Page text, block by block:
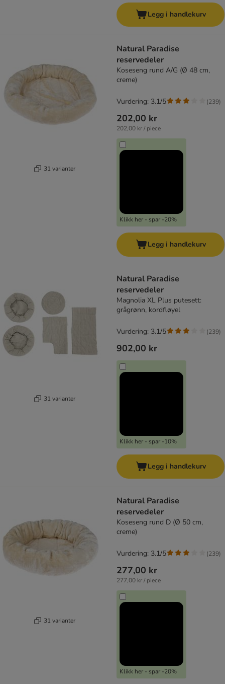
Legg i handlekurv
31 varianter
Natural Paradise
reservedeler
Koseseng rund A/G (Ø 48 cm,
creme)
202,00 kr
202,00 kr / piece
Klikk her - spar -20%
Vurdering: 3.1/5 (239)
Legg i handlekurv
31 varianter
Natural Paradise
reservedeler
Magnolia XL Plus putesett:
grågrønn, kordfløyel
902,00 kr
Klikk her - spar -10%
Vurdering: 3.1/5 (239)
Legg i handlekurv
31 varianter
Natural Paradise
reservedeler
Koseseng rund D (Ø 50 cm,
creme)
277,00 kr
277,00 kr / piece
Klikk her - spar -20%
Vurdering: 3.1/5 (239)